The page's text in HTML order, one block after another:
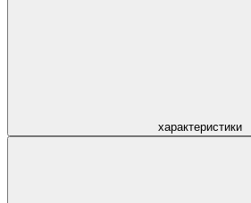
характеристики